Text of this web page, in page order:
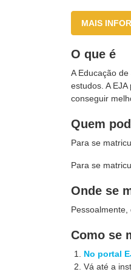
MAIS
O que é
A Educação
estudos. A
conseguir
Quem
Para se
Para se
Onde se
Pessoalmente,
Como se
No portal
Vá até a